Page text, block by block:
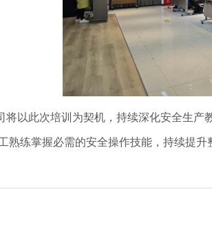
将以此次培训为契机，持续深化安全生
熟练掌握必需的安全操作技能，持续提